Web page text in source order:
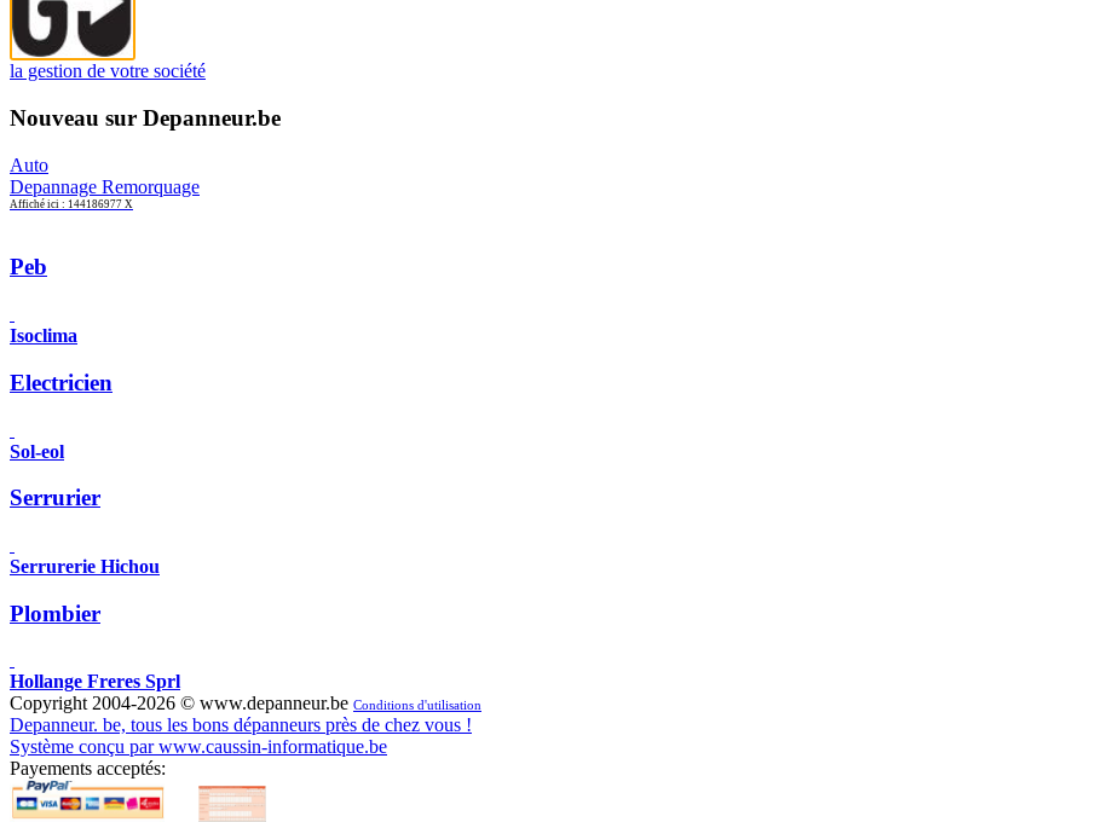
la gestion de votre société
Nouveau sur Depanneur.be
Auto
Depannage Remorquage
Affiché ici : 144186977 X
Peb
Isoclima
Electricien
Sol-eol
Serrurier
Serrurerie Hichou
Plombier
Hollange Freres Sprl
Copyright 2004-2026 © www.depanneur.be Conditions d'utilisation
Depanneur. be, tous les bons dépanneurs près de chez vous !
Système conçu par www.caussin-informatique.be
Payements acceptés: